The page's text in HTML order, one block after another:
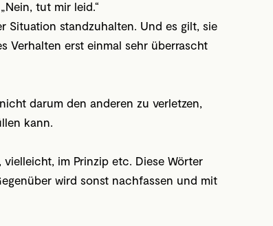
tut mir leid.“
Situation standzuhalten. Und es gilt, sie
Verhalten erst einmal sehr überrascht
darum den anderen zu verletzen,
kann.
im Prinzip etc. Diese Wörter
wird sonst nachfassen und mit